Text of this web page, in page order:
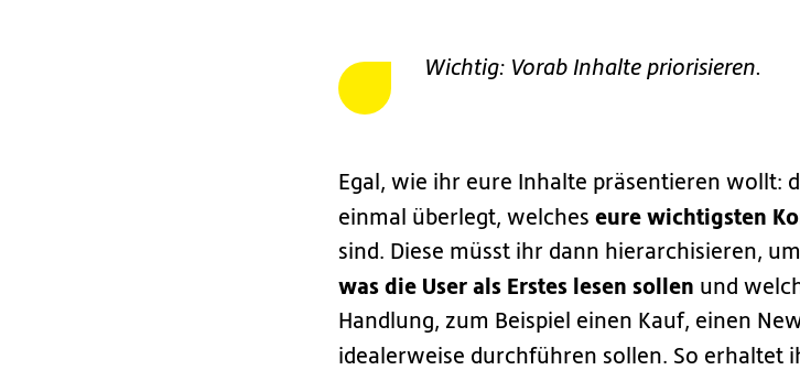
Wichtig: Vorab Inhalte priorisieren.
Egal, wie ihr eure Inhalte präsentieren wollt:
einmal überlegt, welches eure wichtigsten
sind. Diese müsst ihr dann hierarchisieren,
was die User als Erstes lesen sollen und
Handlung, zum Beispiel einen Kauf, einen
idealerweise durchführen sollen. So erhaltet